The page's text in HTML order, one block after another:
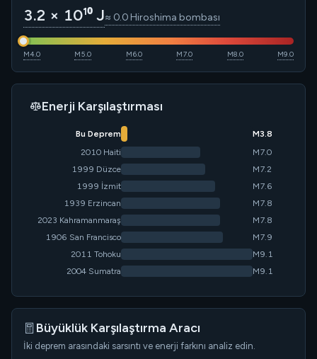
3.2 × 10¹⁰ J≈ 0.0 Hiroshima bombası
M4.0 M5.0 M6.0 M7.0 M8.0 M9.0
Enerji Karşılaştırması
Bu Deprem
M3.8
2010 Haiti
M7.0
1999 Düzce
M7.2
1999 İzmit
M7.6
1939 Erzincan
M7.8
2023 Kahramanmaraş
M7.8
1906 San Francisco
M7.9
2011 Tohoku
M9.1
2004 Sumatra
M9.1
Büyüklük Karşılaştırma Aracı
İki deprem arasındaki sarsıntı ve enerji farkını analiz edin.